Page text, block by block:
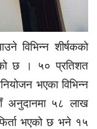
विभिन्न शीर्षकको
छ । ५० प्रतिशत
भएका विभिन्न
अनुदानमा ५८ लाख
भएको छ भने १५